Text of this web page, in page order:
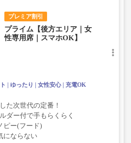
プレミア割引
プライム【後方エリア｜女
性専用席｜スマホOK】
ゆったり 女性安心
充電OK
た次世代の定番！
ダー付で手もらくらく
ピー(フード)
にならない